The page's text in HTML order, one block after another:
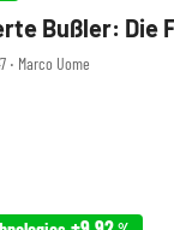
‧ Marco Uome
Bußler: Die